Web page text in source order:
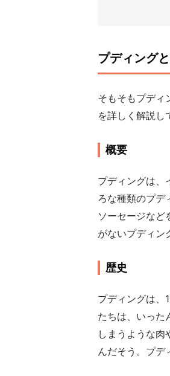
プディング
そもそもプディ
を詳しく解説し
概要
プディングは、
ろな種類のプデ
ソーセージなど
がないプディン
歴史
プディングは、
たちは、いった
しまうような
んだそう。プデ